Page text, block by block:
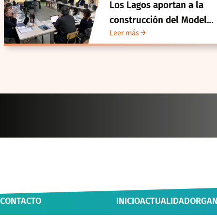
Los Lagos aportan a la
construcción del Modelo
de Gestión de
Vinculación con el Medio
Leer más
CONTACTO INICIOACTUALIDAD